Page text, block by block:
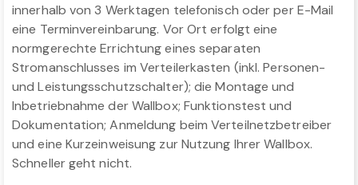
innerhalb von 3 Werktagen telefonisch oder per E-Mail
eine Terminvereinbarung. Vor Ort erfolgt eine
normgerechte Errichtung eines separaten
Stromanschlusses im Verteilerkasten (inkl. Personen-
und Leistungsschutzschalter); die Montage und
Inbetriebnahme der Wallbox; Funktionstest und
Dokumentation; Anmeldung beim Verteilnetzbetreiber
und eine Kurzeinweisung zur Nutzung Ihrer Wallbox.
Schneller geht nicht.